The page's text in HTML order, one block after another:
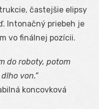
častejšie elipsy
Intonačný priebeh je
vo finálnej pozícii.
do roboty, potom
von.”
koncovková